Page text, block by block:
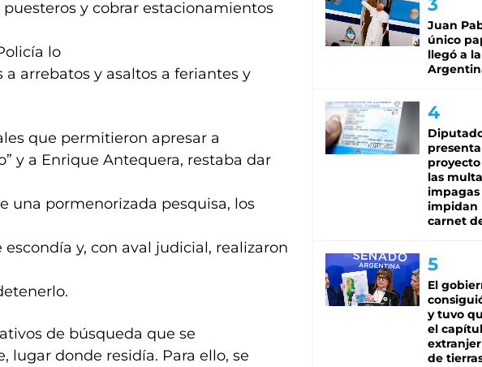
y cobrar estacionamientos
lo
arrebatos y asaltos a feriantes y
que permitieron apresar a
y a Enrique Antequera, restaba dar
una pormenorizada pesquisa, los
y, con aval judicial, realizaron
de búsqueda que se
lugar donde residía. Para ello, se
Juan
único
llegó a la
las
impagas
impidan
carnet
El
y tuvo
el
de